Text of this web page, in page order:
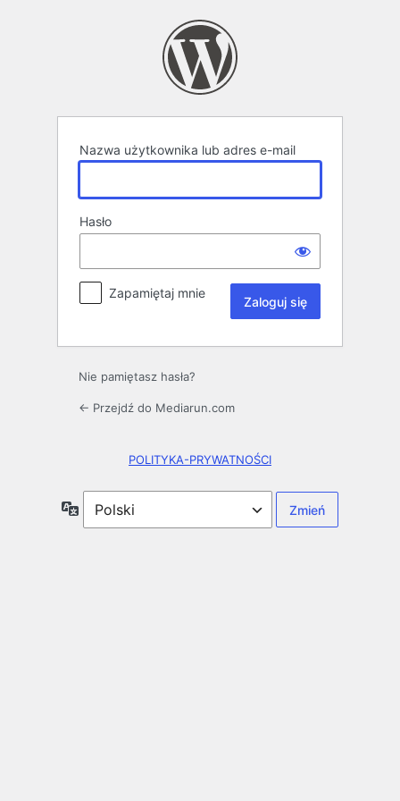
Nazwa użytkownika lub adres e-mail
Hasło
Zapamiętaj mnie
Nie pamiętasz hasła?
← Przejdź do Mediarun.com
POLITYKA-PRYWATNOŚCI
Język